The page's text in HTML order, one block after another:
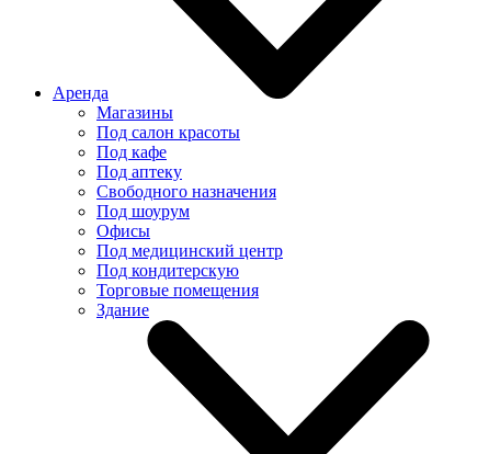
Аренда
Магазины
Под салон красоты
Под кафе
Под аптеку
Свободного назначения
Под шоурум
Офисы
Под медицинский центр
Под кондитерскую
Торговые помещения
Здание